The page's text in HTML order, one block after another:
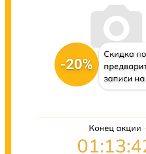
-20%
Скидка по
записи на
Конец акции